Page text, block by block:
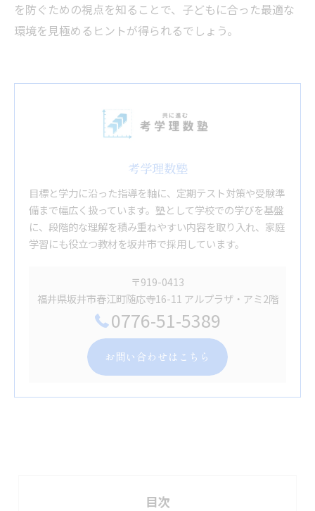
を防ぐための視点を知ることで、子どもに合った最適な
環境を見極めるヒントが得られるでしょう。
考学理数塾
目標と学力に沿った指導を軸に、定期テスト対策や受験準
備まで幅広く扱っています。塾として学校での学びを基盤
に、段階的な理解を積み重ねやすい内容を取り入れ、家庭
学習にも役立つ教材を坂井市で採用しています。
〒919-0413
福井県坂井市春江町随応寺16-11 アルプラザ・アミ2階
0776-51-5389
お問い合わせはこちら
目次